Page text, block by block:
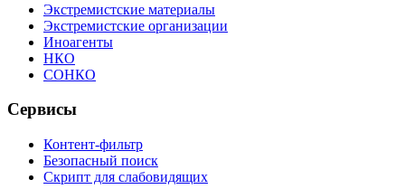
Экстремистские материалы
Экстремистские организации
Иноагенты
НКО
СОНКО
Сервисы
Контент-фильтр
Безопасный поиск
Скрипт для слабовидящих